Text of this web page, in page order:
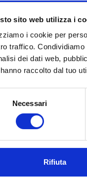
sito web utilizza i
i cookie per
traffico.
dei dati web,
raccolto dal tuo
Necessari
Rifiuta